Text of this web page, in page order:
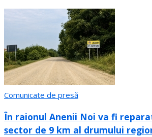
Comunicate de presă
În raionul Anenii Noi va fi
sector de 9 km al drumului